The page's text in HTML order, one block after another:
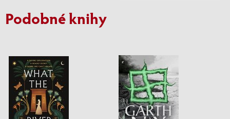
Podobné knihy